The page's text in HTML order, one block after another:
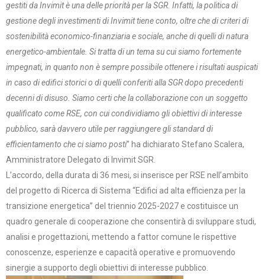
gestiti da Invimit è una delle priorità per la SGR. Infatti, la politica di
gestione degli investimenti di Invimit tiene conto, oltre che di criteri di
sostenibilità economico-finanziaria e sociale, anche di quelli di natura
energetico-ambientale. Si tratta di un tema su cui siamo fortemente
impegnati, in quanto non è sempre possibile ottenere i risultati auspicati
in caso di edifici storici o di quelli conferiti alla SGR dopo precedenti
decenni di disuso. Siamo certi che la collaborazione con un soggetto
qualificato come RSE, con cui condividiamo gli obiettivi di interesse
pubblico, sarà davvero utile per raggiungere gli standard di
efficientamento che ci siamo posti” ha dichiarato Stefano Scalera,
Amministratore Delegato di Invimit SGR.
L’accordo, della durata di 36 mesi, si inserisce per RSE nell’ambito
del progetto di Ricerca di Sistema “Edifici ad alta efficienza per la
transizione energetica” del triennio 2025-2027 e costituisce un
quadro generale di cooperazione che consentirà di sviluppare studi,
analisi e progettazioni, mettendo a fattor comune le rispettive
conoscenze, esperienze e capacità operative e promuovendo
sinergie a supporto degli obiettivi di interesse pubblico.